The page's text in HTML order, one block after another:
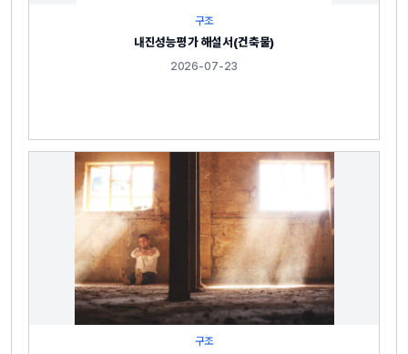
구조
내진성능평가 해설서(건축물)
2026-07-23
구조